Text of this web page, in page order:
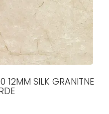
12MM SILK GRANITNE